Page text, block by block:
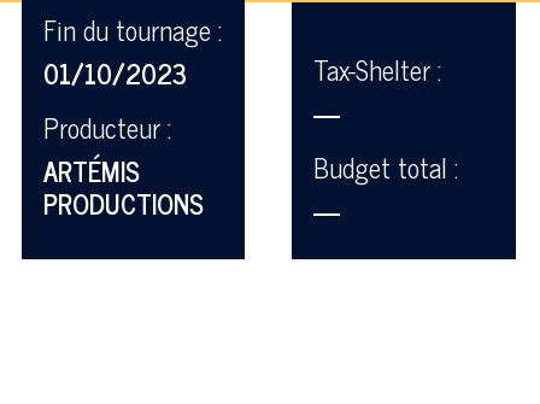
Fin du tournage :
01/10/2023
Producteur :
ARTÉMIS
PRODUCTIONS
Tax-Shelter :
—
Budget total :
—